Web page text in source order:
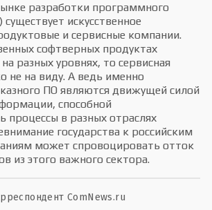
разработки программного
искусственное
и сервисные компании.
софтверных продуктах
разных уровнях, то сервисная
не на виду. А ведь именно
ПО являются движущей силой
способной
процессы в разных отраслях
государства к российским
может спровоцировать отток
из этого важного сектора.
ComNews.ru